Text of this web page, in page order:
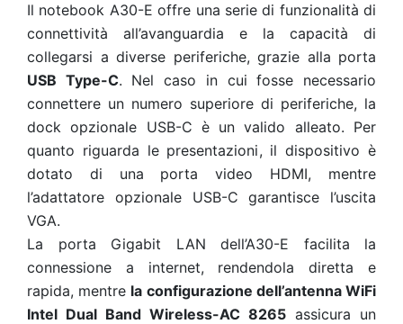
Il notebook A30-E offre una serie di funzionalità di
connettività all’avanguardia e la capacità di
collegarsi a diverse periferiche, grazie alla porta
USB Type-C. Nel caso in cui fosse necessario
connettere un numero superiore di periferiche, la
dock opzionale USB-C è un valido alleato. Per
quanto riguarda le presentazioni, il dispositivo è
dotato di una porta video HDMI, mentre
l’adattatore opzionale USB-C garantisce l’uscita
VGA.
La porta Gigabit LAN dell’A30-E facilita la
connessione a internet, rendendola diretta e
rapida, mentre la configurazione dell’antenna WiFi
Intel Dual Band Wireless-AC 8265 assicura un